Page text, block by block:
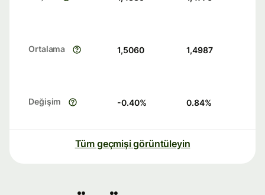
Ortalama 1,5060 1,4987
Değişim -0.40% 0.84%
Tüm geçmişi görüntüleyin